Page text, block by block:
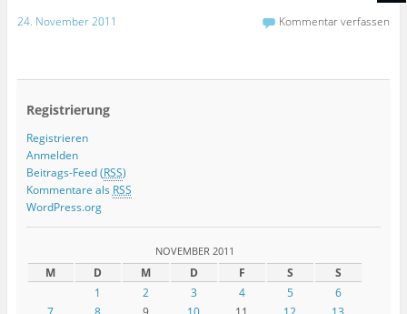
24. November 2011 Kommentar verfassen
Registrierung
Registrieren
Anmelden
Beitrags-Feed (RSS)
Kommentare als RSS
WordPress.org
NOVEMBER 2011
M D M D F S S
1 2 3 4 5
6